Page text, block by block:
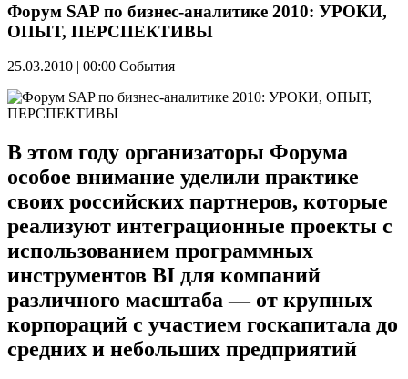
Форум SAP по бизнес-аналитике 2010: УРОКИ,
ОПЫТ, ПЕРСПЕКТИВЫ
25.03.2010 | 00:00 События
В этом году организаторы Форума
особое внимание уделили практике
своих российских партнеров, которые
реализуют интеграционные проекты с
использованием программных
инструментов BI для компаний
различного масштаба — от крупных
корпораций с участием госкапитала до
средних и небольших предприятий